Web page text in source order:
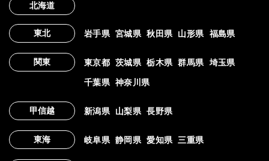
北海道
東北 岩手県 宮城県 秋田県 山形県 福島県
関東 東京都 茨城県 栃木県 群馬県 埼玉県
千葉県 神奈川県
甲信越 新潟県 山梨県 長野県
東海 岐阜県 静岡県 愛知県 三重県